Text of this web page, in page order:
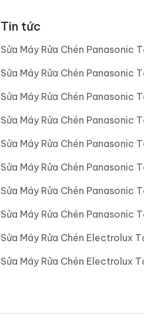
Tin tức
Sửa Máy Rửa Chén Panasonic
Sửa Máy Rửa Chén Panasonic
Sửa Máy Rửa Chén Panasonic
Sửa Máy Rửa Chén Panasonic
Sửa Máy Rửa Chén Panasonic
Sửa Máy Rửa Chén Panasonic
Sửa Máy Rửa Chén Panasonic
Sửa Máy Rửa Chén Panasonic
Sửa Máy Rửa Chén Electrolux
Sửa Máy Rửa Chén Electrolux